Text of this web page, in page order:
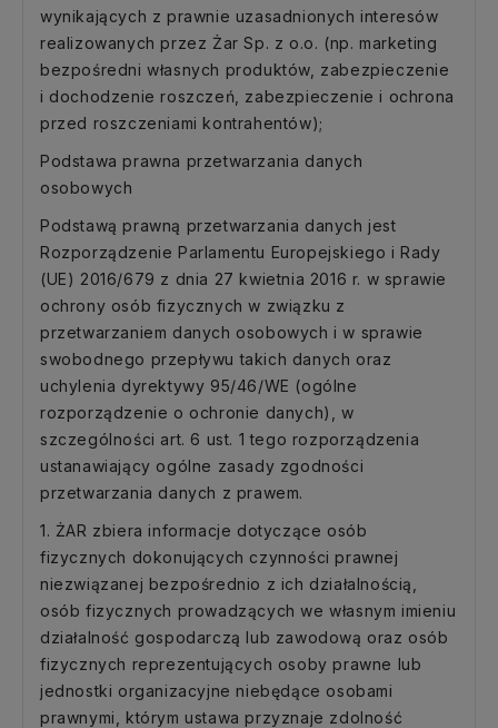
wynikających z prawnie uzasadnionych interesów
realizowanych przez Żar Sp. z o.o. (np. marketing
bezpośredni własnych produktów, zabezpieczenie
i dochodzenie roszczeń, zabezpieczenie i ochrona
przed roszczeniami kontrahentów);
Podstawa prawna przetwarzania danych
osobowych
Podstawą prawną przetwarzania danych jest
Rozporządzenie Parlamentu Europejskiego i Rady
(UE) 2016/679 z dnia 27 kwietnia 2016 r. w sprawie
ochrony osób fizycznych w związku z
przetwarzaniem danych osobowych i w sprawie
swobodnego przepływu takich danych oraz
uchylenia dyrektywy 95/46/WE (ogólne
rozporządzenie o ochronie danych), w
szczególności art. 6 ust. 1 tego rozporządzenia
ustanawiający ogólne zasady zgodności
przetwarzania danych z prawem.
1. ŻAR zbiera informacje dotyczące osób
fizycznych dokonujących czynności prawnej
niezwiązanej bezpośrednio z ich działalnością,
osób fizycznych prowadzących we własnym imieniu
działalność gospodarczą lub zawodową oraz osób
fizycznych reprezentujących osoby prawne lub
jednostki organizacyjne niebędące osobami
prawnymi, którym ustawa przyznaje zdolność